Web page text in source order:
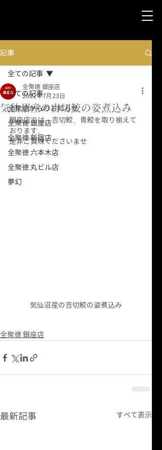
記事
全ての記事
全聚徳からのお知らせ
全聚徳 銀座店
全聚徳 新宿店
全聚徳 六本木店
全聚徳 丸ビル店
夢幻
全ての記事
気仙沼産の吉切鮫の姿煮込み
全聚徳 銀座店
2022年7月23日
銀座店では、吉切鮫、青鮫を取り揃えて
おります。
是非ご賞味くださいませ
気仙沼産の吉切鮫の姿煮込み
全聚徳 銀座店
最新記事 すべて表示